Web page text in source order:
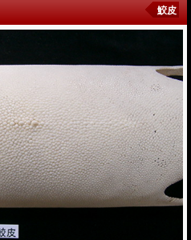
鮫皮